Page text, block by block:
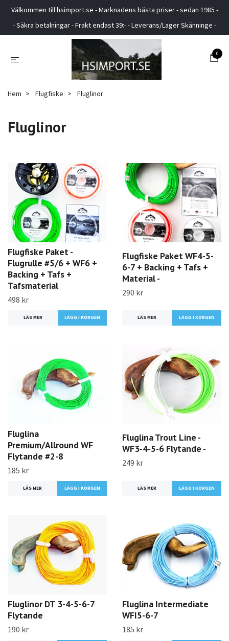
Välkommen till hsimport.se - Marknadens bästa priser - sedan 1985 -
- Säkra betalningar - Frakt endast 39:- - Leverans/Lager Skänninge -
0
Hem Flugfiske Fluglinor
Fluglinor
Flugfiske Paket -
Flugrulle #5/6 + WF6 +
Backing + Tafs +
Tafsmaterial
498 kr
LÄS MER
Flugfiske Paket WF4-5-
6-7 + Backing + Tafs +
Material -
290 kr
LÄS MER LÄGG I KORGEN
Fluglina
Premium/Allround WF
Flytande #2-8
185 kr
LÄS MER LÄGG I KORGEN
Fluglina Trout Line -
WF3-4-5-6 Flytande -
249 kr
LÄS MER LÄGG I KORGEN
Fluglinor DT 3-4-5-6-7
Flytande
190 kr
Fluglina Intermediate
WFI5-6-7
185 kr